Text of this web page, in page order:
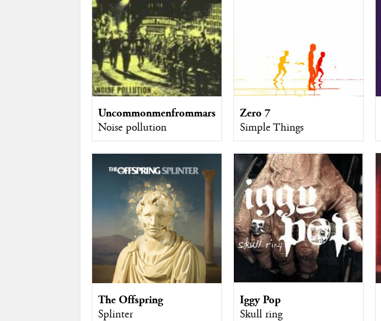
Uncommonmenfrommars
Noise pollution
Zero 7
Simple Things
The Offspring
Splinter
Iggy Pop
Skull ring